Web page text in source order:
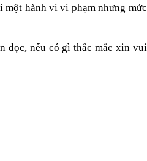
hành vi vi phạm nhưng mức
đọc, nếu có gì thắc mắc xin vui